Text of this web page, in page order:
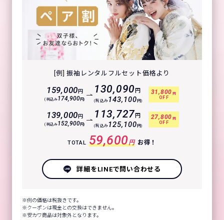
[例] 振袖レンタルフルセット価格より
159,000円
(税込み174,900円)
130,090 円
(税込み143,100 円)
31,800 円
OFF
139,000円
(税込み152,900円)
113,727 円
(税込み125,100 円)
27,800 円
OFF
TOTAL 59,600円 お得！
詳細をLINEで問い合わせる
例の価格は税抜きです。
クーポンは現金との交換はできません。
安カワ商品は対象外となります。